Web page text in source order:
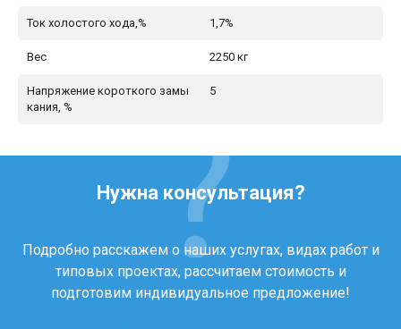
Ток холостого хода,% 1,7%
Вес 2250 кг
Напряжение короткого замы
кания, %
5
Нужна консультация?
Подробно расскажем о наших услугах, видах работ и
типовых проектах, рассчитаем стоимость и
подготовим индивидуальное предложение!